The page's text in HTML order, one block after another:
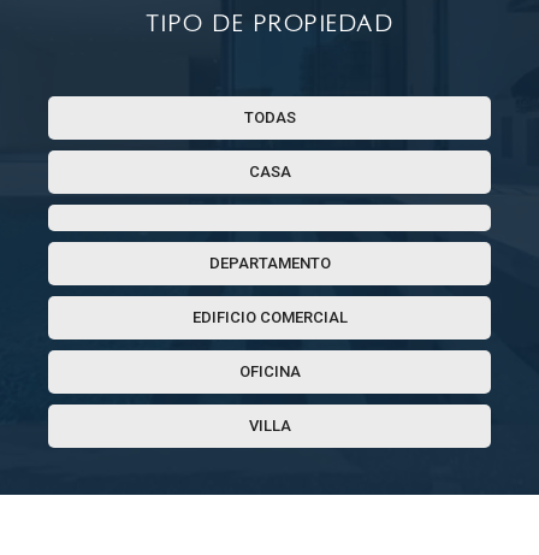
Tipo de propiedad
TODAS
CASA
DEPARTAMENTO
EDIFICIO COMERCIAL
OFICINA
VILLA